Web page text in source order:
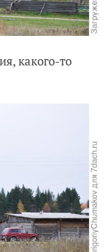
какого-то